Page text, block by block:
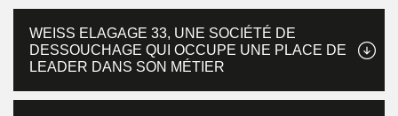
WEISS ELAGAGE 33, UNE SOCIÉTÉ DE
DESSOUCHAGE QUI OCCUPE UNE PLACE DE
LEADER DANS SON MÉTIER